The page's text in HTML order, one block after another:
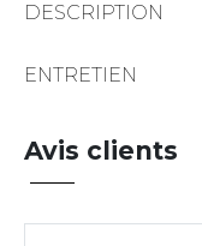
DESCRIPTION
ENTRETIEN
Avis clients